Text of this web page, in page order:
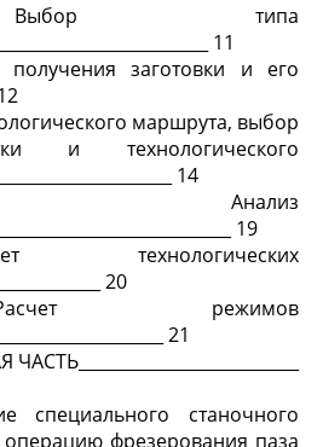
типа
11
заготовки и его
маршрута, выбор
и технологического
14
19
20
режимов
21
специального станочного
фрезерования паза